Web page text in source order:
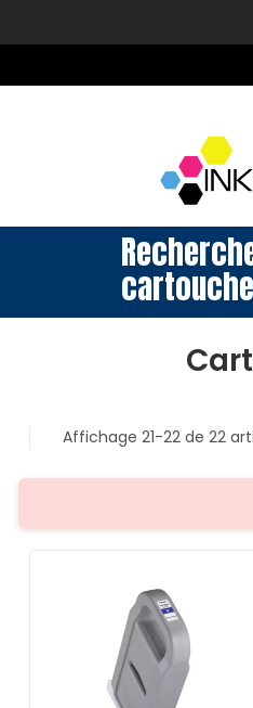
Affichage 21-22 de 22